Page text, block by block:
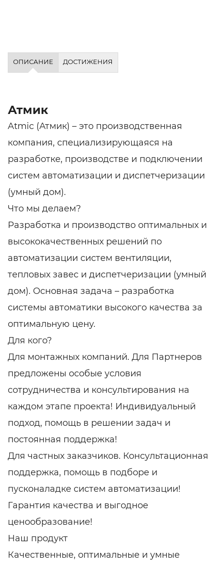
ОПИСАНИЕ ДОСТИЖЕНИЯ
Атмик
Atmic (Атмик) – это производственная
компания, специализирующаяся на
разработке, производстве и подключении
систем автоматизации и диспетчеризации
(умный дом).
Что мы делаем?
Разработка и производство оптимальных и
высококачественных решений по
автоматизации систем вентиляции,
тепловых завес и диспетчеризации (умный
дом). Основная задача – разработка
системы автоматики высокого качества за
оптимальную цену.
Для кого?
Для монтажных компаний. Для Партнеров
предложены особые условия
сотрудничества и консультирования на
каждом этапе проекта! Индивидуальный
подход, помощь в решении задач и
постоянная поддержка!
Для частных заказчиков. Консультационная
поддержка, помощь в подборе и
пусконаладке систем автоматизации!
Гарантия качества и выгодное
ценообразование!
Наш продукт
Качественные, оптимальные и умные